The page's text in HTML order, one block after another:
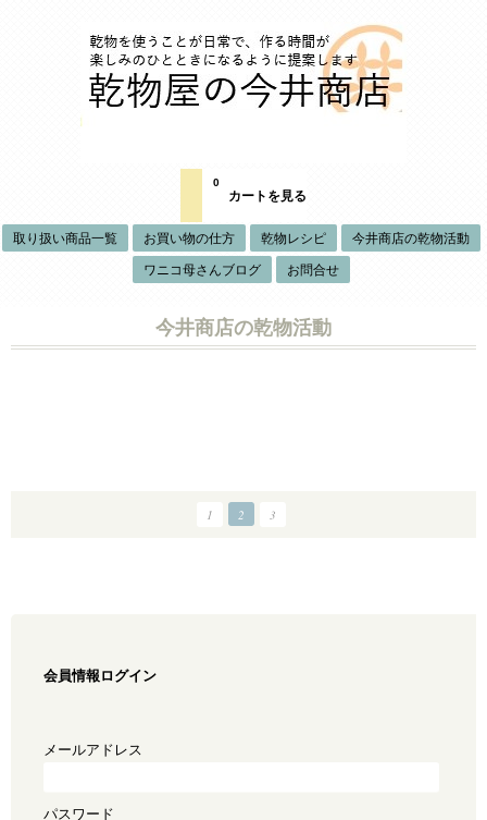
カートを見る
0
取り扱い商品一覧 お買い物の仕方 乾物レシピ 今井商店の乾物活動
ワニコ母さんブログ お問合せ
今井商店の乾物活動
1 2 3
会員情報ログイン
メールアドレス
パスワード